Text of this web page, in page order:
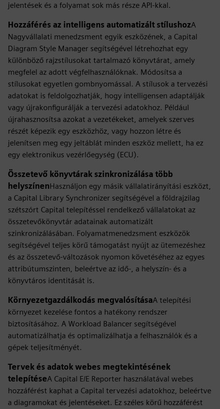
jelentések és a folyamat sok más része API-kkal.
Hozzáférés az intelligens automatizált stílushozA
Nagyvállalati menedzsment egyik eszközének, a Capital
Diagram Style Manager segítségével létrehozhat egy
különböző rajzstílusokat tartalmazó könyvtárat, amely
megfelel az adott végfelhasználóknak. Módosítsa a
stílusokat egyetlen gombnyomással. A stílusok a tervezési
adatokat is feldolgozhatják, hogy intelligensen adaptálják
vagy újrakonfigurálják a tervezési adatokhoz. Például
újrahasznosítsa azokat a vezetékeket, amelyek szerves
részét képezik egy eszközhöz, vagy hozzon létre és
jelenítsen meg egy jeltáblát minden eszköz mellett, ha ez
egy elektronikus vezérlőegység (ECU).
Összetevő könyvtárak szinkronizálása több
helyszínenHasználjon egy másik vállalatirányítási eszközt,
a Capital Library Synchronizer segítségével a földrajzilag
szétszórt Capital telepítéssel rendelkező vállalatokat az
összetevőkönyvtár adatainak automatizált
szinkronizálásában. Folyamatmenedzsment eszközök
segítségével teljes körű támogatást nyújt az ütemezéshez
és az összetevő-változások nyomon követéséhez az egyes
attribútumszinten, beleértve az idő-, a helyszín- és a
könyvtáros identitását is.
Környezetgazdálkodás megvalósításaA telepítési
környezet kezelése fontos a hatékony rendszer
biztosításához. A Workload Balancer segítségével
automatizálhatja és optimalizálhatja a felhasználók és a
gépek teljesítményét.
Tervek és adatok webes megtekintésének
telepítéseA Capital E/E Reporter használatával webes
hozzáférést kaphat a Capital tervezési adatokhoz, beleértve
a diagramokat és jelentéseket. Ez széles körű hozzáférést